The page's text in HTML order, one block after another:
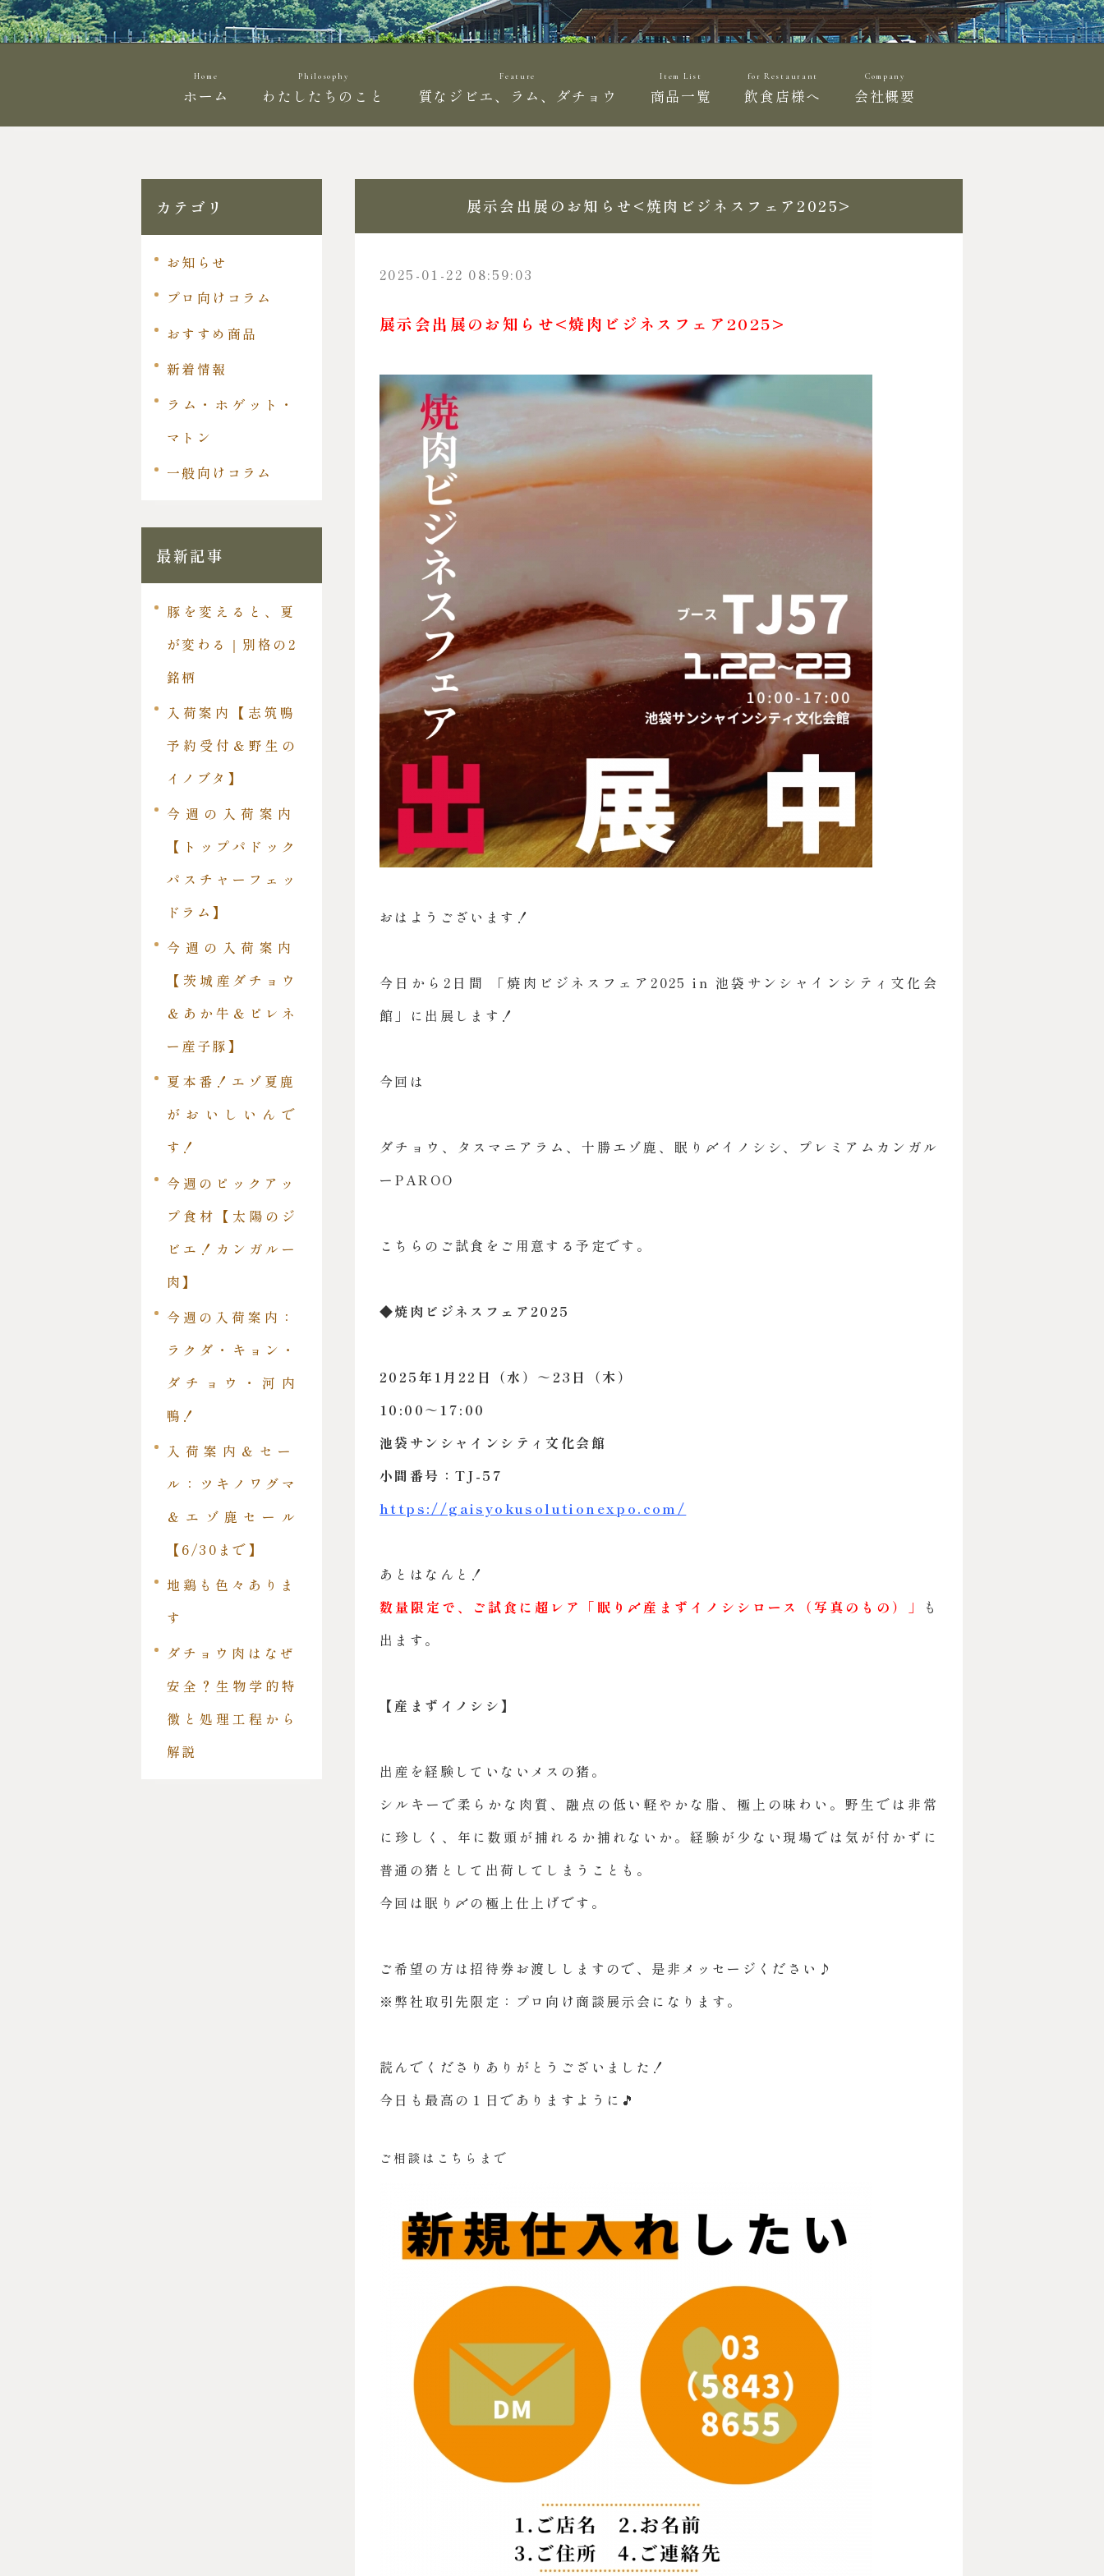
Home
ホーム
Philosophy
わたしたちのこと
Feature
質なジビエ、ラム、ダチョウ
Item List
商品一覧
for Restaurant
飲食店様へ
Company
会社概要
カテゴリ
お知らせ
プロ向けコラム
おすすめ商品
新着情報
ラム・ホゲット・
マトン
一般向けコラム
最新記事
豚を変えると、夏
が変わる｜別格の2
銘柄
入荷案内【志筑鴨
予約受付＆野生の
イノブタ】
今週の入荷案内
【トップパドック
パスチャーフェッ
ドラム】
今週の入荷案内
【茨城産ダチョウ
＆あか牛＆ピレネ
ー産子豚】
夏本番！エゾ夏鹿
がおいしいんで
す！
今週のピックアッ
プ食材【太陽のジ
ビエ！カンガルー
肉】
今週の入荷案内：
ラクダ・キョン・
ダチョウ・河内
鴨！
入荷案内＆セー
ル：ツキノワグマ
＆エゾ鹿セール
【6/30まで】
地鶏も色々ありま
す
ダチョウ肉はなぜ
安全？生物学的特
徴と処理工程から
解説
展示会出展のお知らせ<焼肉ビジネスフェア2025>
2025-01-22 08:59:03
展示会出展のお知らせ<焼肉ビジネスフェア2025>
おはようございます！
今日から2日間 「焼肉ビジネスフェア2025 in 池袋サンシャインシティ文化会
館」に出展します！
今回は
ダチョウ、タスマニアラム、十勝エゾ鹿、眠り〆イノシシ、プレミアムカンガル
ーPAROO
こちらのご試食をご用意する予定です。
◆焼肉ビジネスフェア2025
2025年1月22日（水）～23日（木）
10:00～17:00
池袋サンシャインシティ文化会館
小間番号：TJ-57
https://gaisyokusolutionexpo.com/
あとはなんと！
数量限定で、ご試食に超レア「眠り〆産まずイノシシロース（写真のもの）」
も
出ます。
【産まずイノシシ】
出産を経験していないメスの猪。
シルキーで柔らかな肉質、融点の低い軽やかな脂、極上の味わい。野生では非常
に珍しく、年に数頭が捕れるか捕れないか。経験が少ない現場では気が付かずに
普通の猪として出荷してしまうことも。
今回は眠り〆の極上仕上げです。
ご希望の方は招待券お渡ししますので、是非メッセージください♪
※弊社取引先限定：プロ向け商談展示会になります。
読んでくださりありがとうございました！
今日も最高の１日でありますように🎵
ご相談はこちらまで